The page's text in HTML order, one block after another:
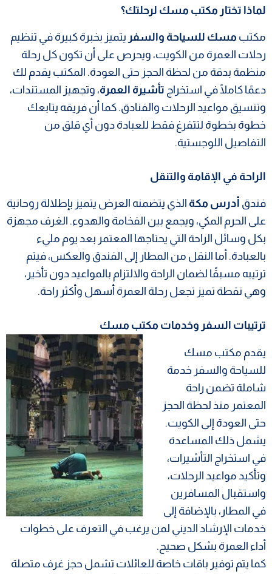
لماذا تختار مكتب مسك لرحلتك؟
مكتب مسك للسياحة والسفر يتميز بخبرة كبيرة في تنظيم
رحلات العمرة من الكويت، ويحرص على أن تكون كل رحلة
منظمة بدقة من لحظة الحجز حتى العودة. المكتب يقدم لك
دعمًا كاملًا في استخراج تأشيرة العمرة، وتجهيز المستندات،
وتنسيق مواعيد الرحلات والفنادق. كما أن فريقه يتابعك
خطوة بخطوة لتتفرغ فقط للعبادة دون أي قلق من
التفاصيل اللوجستية.
الراحة في الإقامة والتنقل
فندق أدرس مكة الذي يتضمنه العرض يتميز بإطلالة روحانية
على الحرم المكي، ويجمع بين الفخامة والهدوء. الغرف مجهزة
بكل وسائل الراحة التي يحتاجها المعتمر بعد يوم مليء
بالعبادة. أما النقل من المطار إلى الفندق والعكس، فيتم
ترتيبه مسبقًا لضمان الراحة والالتزام بالمواعيد دون تأخير،
وهي نقطة تميز تجعل رحلة العمرة أسهل وأكثر راحة.
ترتيبات السفر وخدمات مكتب مسك
يقدم مكتب مسك
للسياحة والسفر خدمة
شاملة تضمن راحة
المعتمر منذ لحظة الحجز
حتى العودة إلى الكويت.
يشمل ذلك المساعدة
في استخراج التأشيرات،
وتأكيد مواعيد الرحلات،
واستقبال المسافرين
في المطار، بالإضافة إلى
خدمات الإرشاد الديني لمن يرغب في التعرف على خطوات
أداء العمرة بشكل صحيح.
كما يتم توفير باقات خاصة للعائلات تشمل حجز غرف متصلة